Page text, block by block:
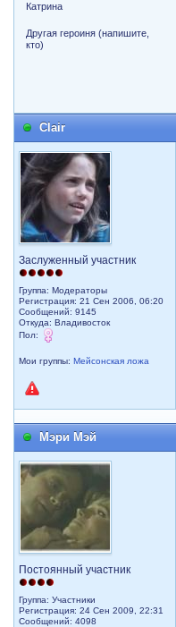
Катрина
Другая героиня (напишите,
кто)
Clair
Заслуженный участник
Группа: Модераторы
Регистрация: 21 Сен 2006, 06:20
Сообщений: 9145
Откуда: Владивосток
Пол:
Мои группы:Мейсонская ложа
Мэри Мэй
Постоянный участник
Группа: Участники
Регистрация: 24 Сен 2009, 22:31
Сообщений: 4098